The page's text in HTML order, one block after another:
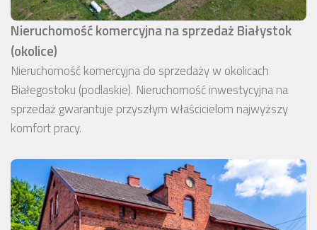
Nieruchomość komercyjna na sprzedaż Białystok
(okolice)
Nieruchomość komercyjna do sprzedaży w okolicach
Białegostoku (podlaskie). Nieruchomość inwestycyjna na
sprzedaż gwarantuje przyszłym właścicielom najwyższy
komfort pracy.